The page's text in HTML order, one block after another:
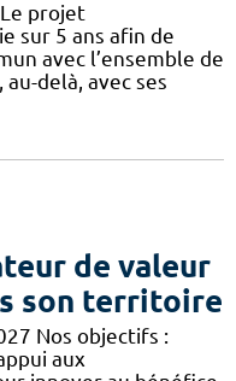
projet
sur 5 ans afin de
avec l’ensemble de
delà, avec ses
de valeur
son territoire
Nos objectifs :
aux